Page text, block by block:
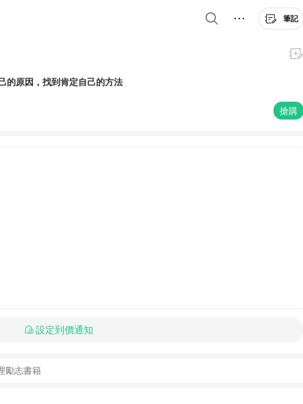
筆記
的原因，找到肯定自己的方法
搶購
設定到價通知
勵志書籍